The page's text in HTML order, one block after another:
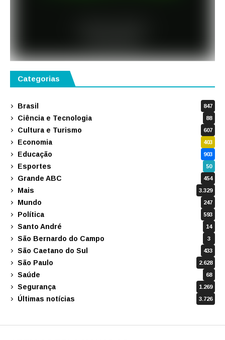
Categorias
Brasil 847
Ciência e Tecnologia 88
Cultura e Turismo 607
Economia 403
Educação 903
Esportes 50
Grande ABC 454
Mais 3.329
Mundo 247
Política 593
Santo André 14
São Bernardo do Campo 3
São Caetano do Sul 433
São Paulo 2.628
Saúde 68
Segurança 1.269
Últimas notícias 3.726